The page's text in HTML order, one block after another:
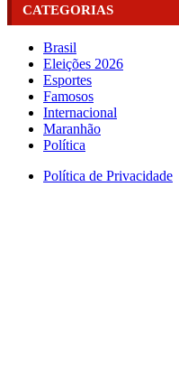
CATEGORIAS
Brasil
Eleições 2026
Esportes
Famosos
Internacional
Maranhão
Política
Política de Privacidade